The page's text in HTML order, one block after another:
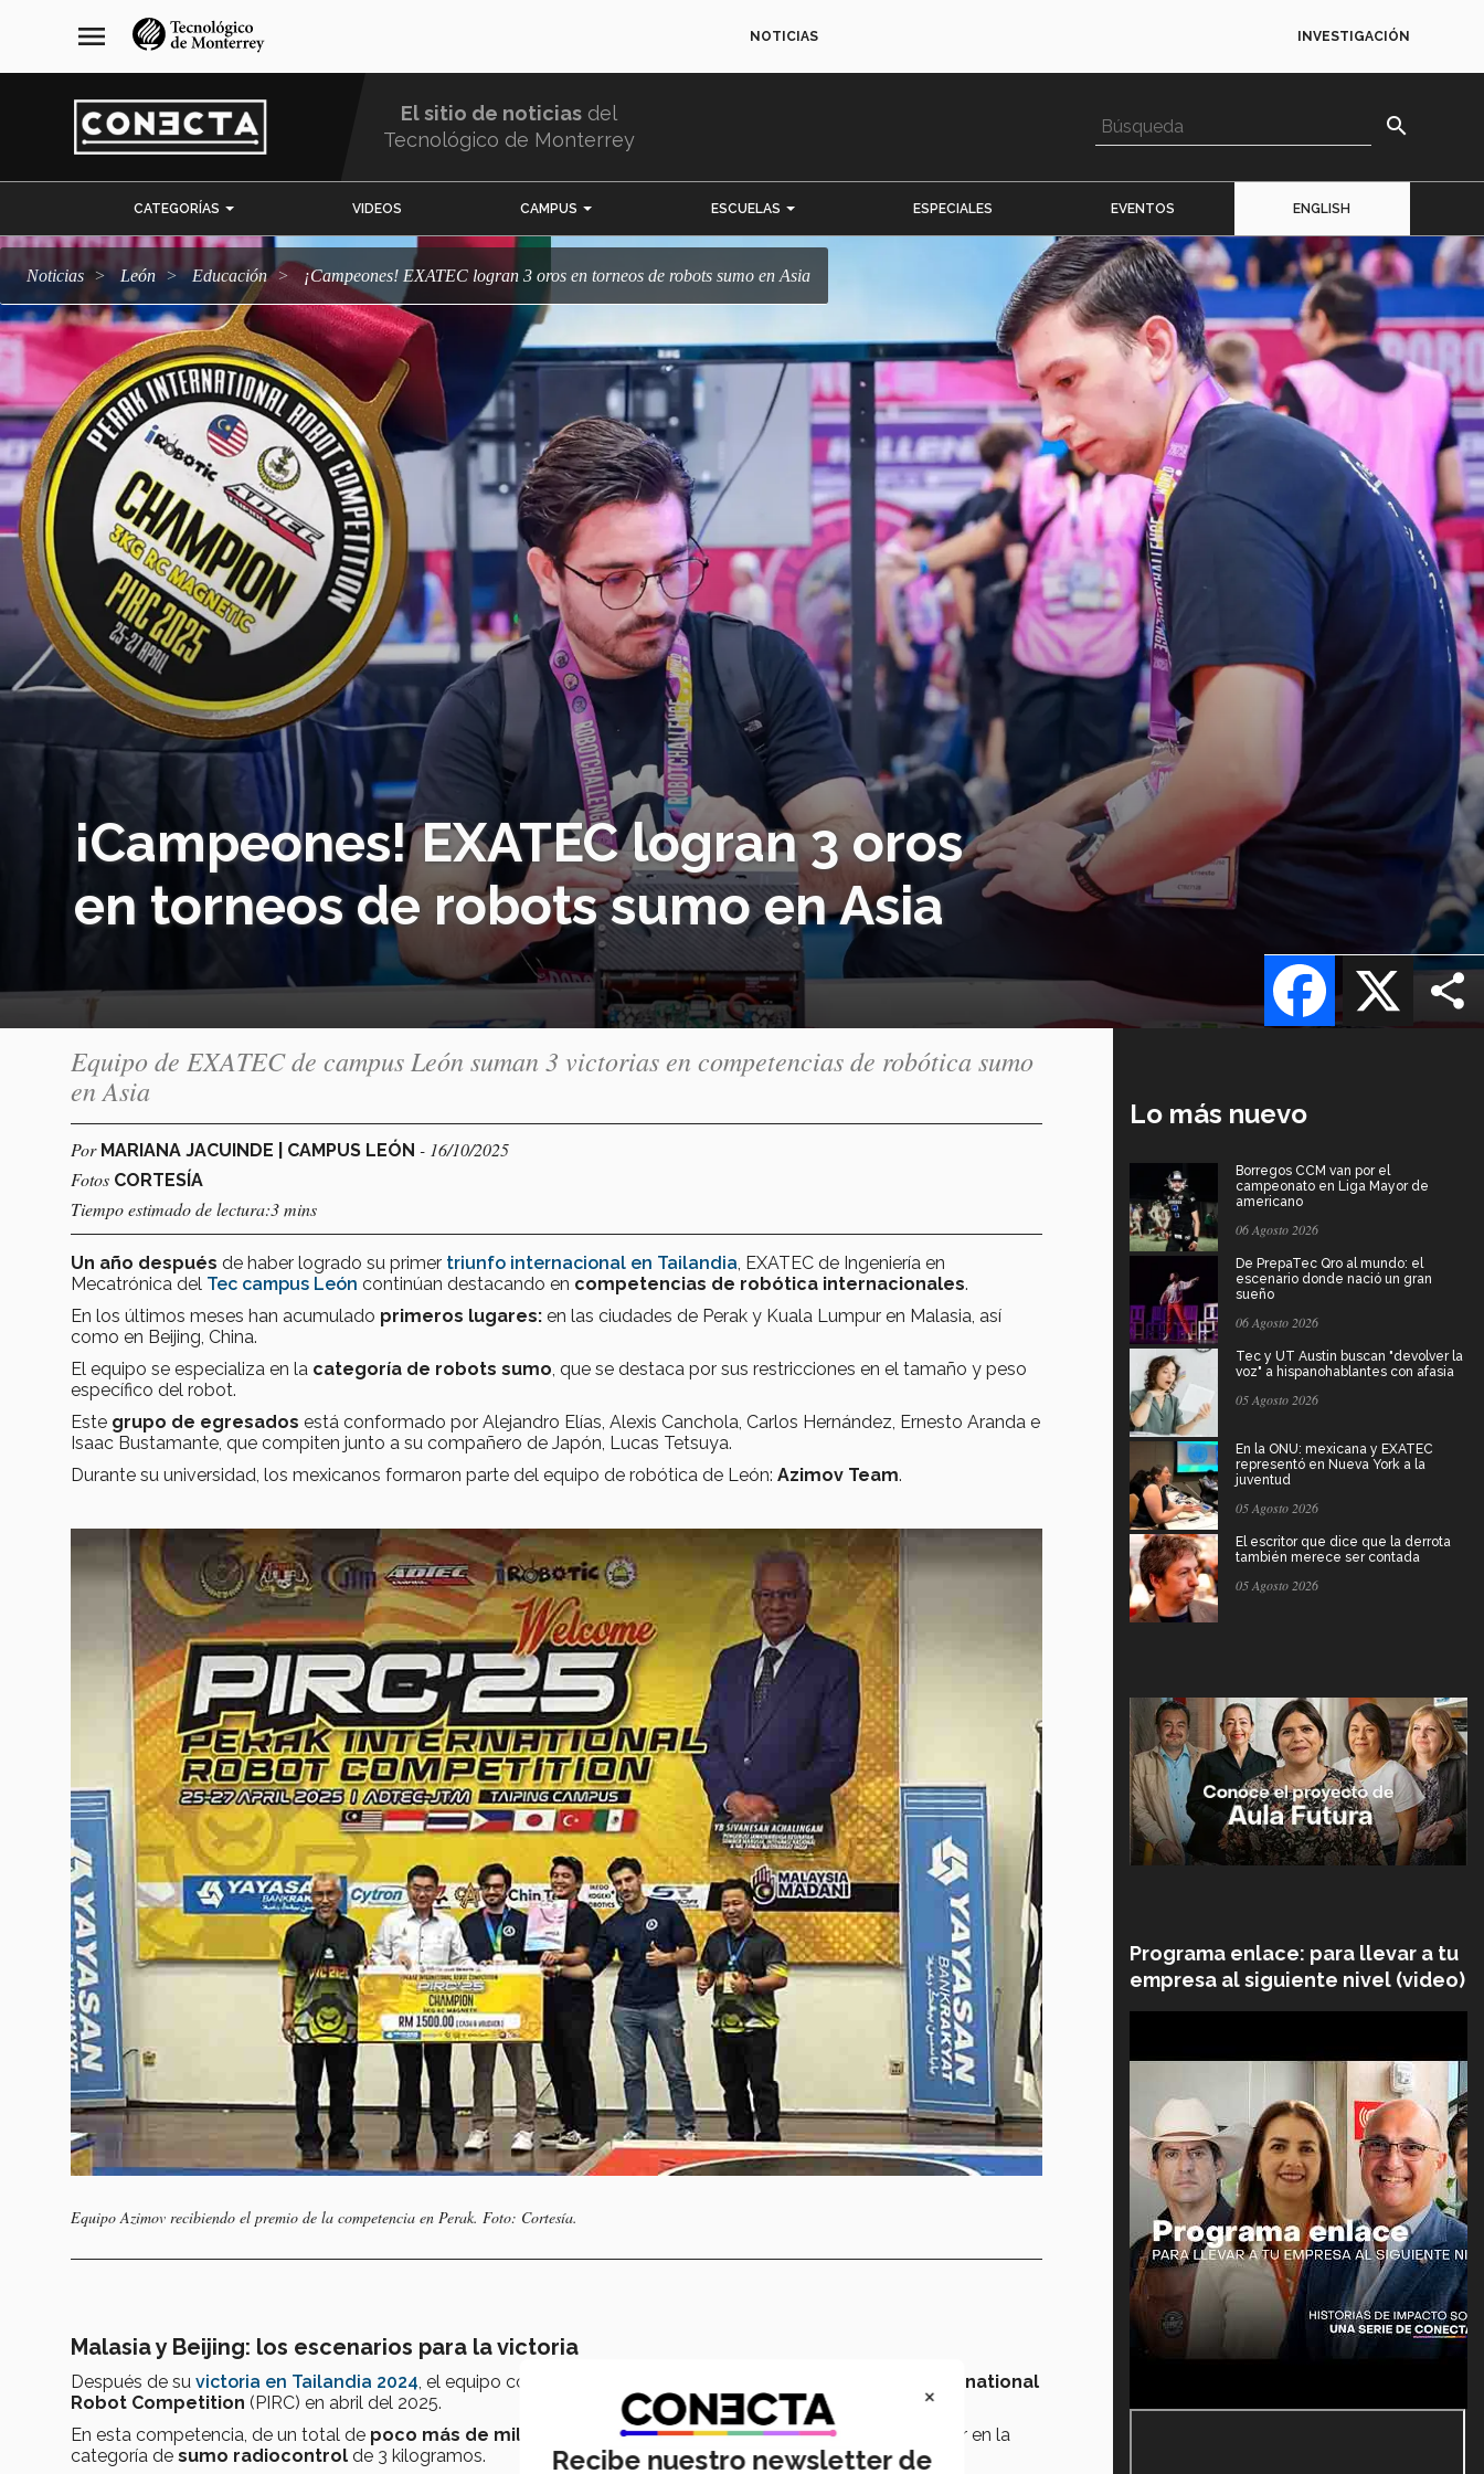
navegación
principal
menu NOTICIAS INVESTIGACIÓN
El sitio de noticias del
Tecnológico de Monterrey
search
CATEGORÍAS VIDEOS CAMPUS ESCUELAS ESPECIALES EVENTOS ENGLISH
Noticias León Educación ¡Campeones! EXATEC logran 3 oros en torneos de robots sumo en Asia
¡Campeones! EXATEC logran 3 oros
en torneos de robots sumo en Asia
X
Facebook
Equipo de EXATEC de campus León suman 3 victorias en competencias de robótica sumo
en Asia
Por MARIANA JACUINDE | CAMPUS LEÓN - 16/10/2025
Fotos CORTESÍA
Tiempo estimado de lectura:3 mins
Un año después de haber logrado su primer triunfo internacional en Tailandia , EXATEC de Ingeniería en
Mecatrónica del Tec campus León continúan destacando en competencias de robótica internacionales.
En los últimos meses han acumulado primeros lugares: en las ciudades de Perak y Kuala Lumpur en Malasia, así
como en Beijing, China.
El equipo se especializa en la categoría de robots sumo , que se destaca por sus restricciones en el tamaño y peso
específico del robot.
Este grupo de egresados está conformado por Alejandro Elías, Alexis Canchola, Carlos Hernández, Ernesto Aranda e
Isaac Bustamante, que compiten junto a su compañero de Japón, Lucas Tetsuya.
Durante su universidad, los mexicanos formaron parte del equipo de robótica de León: Azimov Team.
Equipo Azimov recibiendo el premio de la competencia en Perak. Foto: Cortesía.
Malasia y Beijing: los escenarios para la victoria
Después de su victoria en Tailandia 2024, el equipo conformado por los EXATEC participó en la
Perak International
Robot Competition (PIRC) en abril del 2025.
En esta competencia, de un total de poco más de mil equipos , ellos fueron losganadoresdel primer lugar en la
categoría de sumo radiocontrol de 3 kilogramos.
Lo más nuevo
Borregos CCM van por el
campeonato en Liga Mayor de
americano
06 Agosto 2026
De PrepaTec Qro al mundo: el
escenario donde nació un gran
sueño
06 Agosto 2026
Tec y UT Austin buscan "devolver la
voz" a hispanohablantes con afasia
05 Agosto 2026
En la ONU: mexicana y EXATEC
representó en Nueva York a la
juventud
05 Agosto 2026
El escritor que dice que la derrota
también merece ser contada
05 Agosto 2026
Programa enlace: para llevar a tu
empresa al siguiente nivel (video)
×
Recibe nuestro newsletter de